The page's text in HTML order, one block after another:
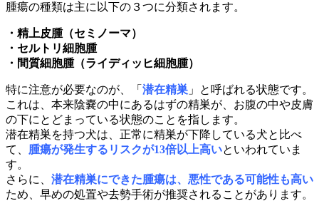
腫瘍の種類は主に以下の３つに分類されます。
・精上皮腫（セミノーマ）
・セルトリ細胞腫
・間質細胞腫（ライディッヒ細胞腫）
特に注意が必要なのが、「 潜在精巣 」と呼ばれる状態です。
これは、本来陰嚢の中にあるはずの精巣が、お腹の中や皮膚
の下にとどまっている状態のことを指します。
潜在精巣を持つ犬は、正常に精巣が下降している犬と比べ
て、 腫瘍が発生するリスクが13倍以上高いといわれていま
す。
さらに、 潜在精巣にできた腫瘍は、悪性である可能性も高い
ため、早めの処置や去勢手術が推奨されることがあります。